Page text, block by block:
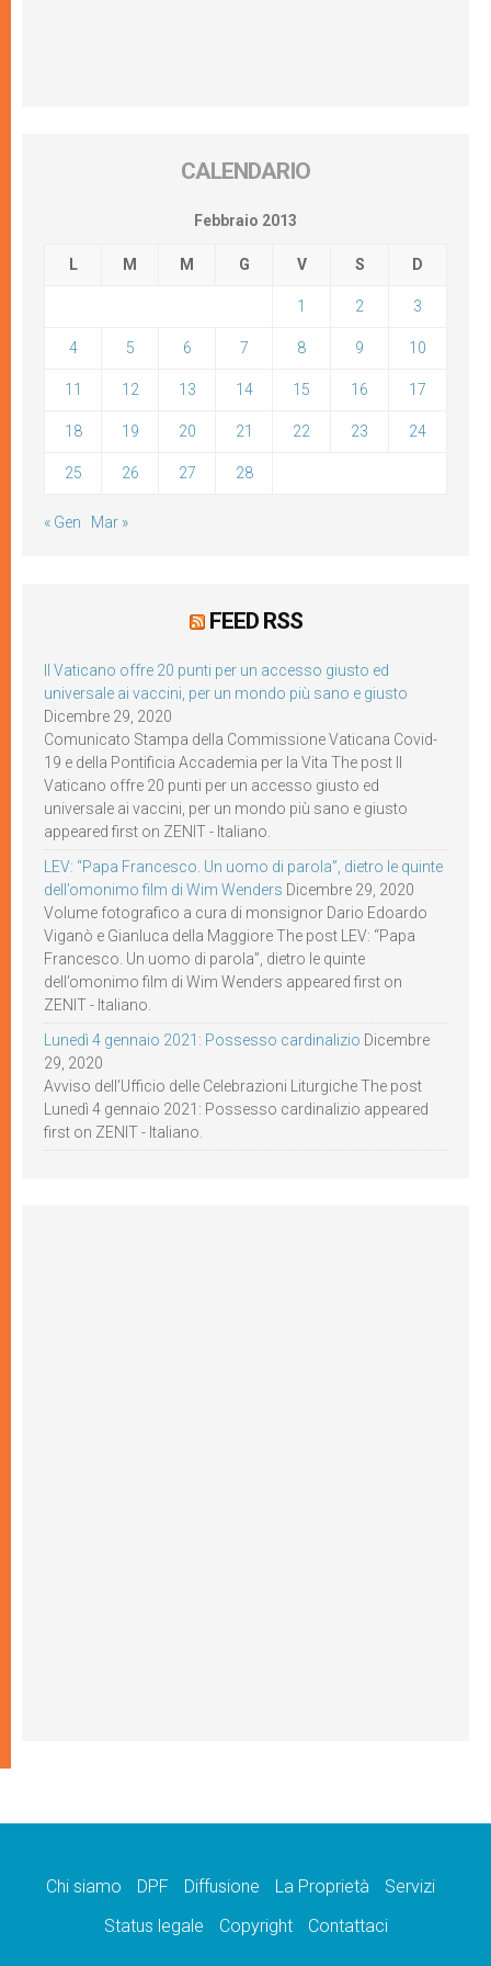
CALENDARIO
Febbraio 2013
L M M G V S D
1 2 3
4 5 6 7 8 9 10
11 12 13 14 15 16 17
18 19 20 21 22 23 24
25 26 27 28
« Gen Mar »
FEED RSS
Il Vaticano offre 20 punti per un accesso giusto ed
universale ai vaccini, per un mondo più sano e giusto
Dicembre 29, 2020
Comunicato Stampa della Commissione Vaticana Covid-
19 e della Pontificia Accademia per la Vita The post Il
Vaticano offre 20 punti per un accesso giusto ed
universale ai vaccini, per un mondo più sano e giusto
appeared first on ZENIT - Italiano.
LEV: “Papa Francesco. Un uomo di parola”, dietro le quinte
dell’omonimo film di Wim Wenders Dicembre 29, 2020
Volume fotografico a cura di monsignor Dario Edoardo
Viganò e Gianluca della Maggiore The post LEV: “Papa
Francesco. Un uomo di parola”, dietro le quinte
dell’omonimo film di Wim Wenders appeared first on
ZENIT - Italiano.
Lunedì 4 gennaio 2021: Possesso cardinalizio Dicembre
29, 2020
Avviso dell’Ufficio delle Celebrazioni Liturgiche The post
Lunedì 4 gennaio 2021: Possesso cardinalizio appeared
first on ZENIT - Italiano.
Chi siamo DPF Diffusione La Proprietà
Servizi
Status legale
Copyright Contattaci